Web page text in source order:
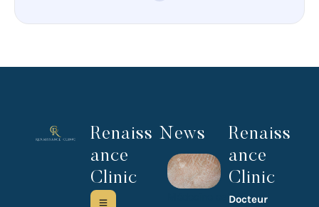
Renaiss
ance
Clinic
News
Médecine esthétique
Renaiss
ance
Clinic
Docteur